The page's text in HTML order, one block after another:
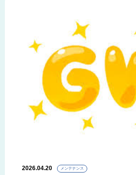
2026.04.20 メンテナンス